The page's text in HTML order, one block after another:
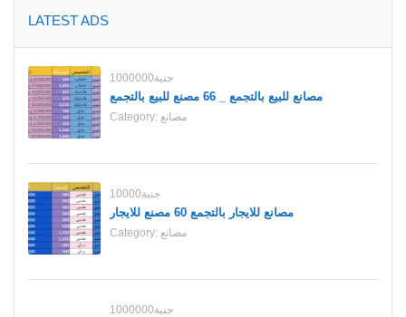
LATEST ADS
1000000جنية
مصانع للبيع بالتجمع _ 66 مصنع للبيع بالتجمع
Category: مصانع
10000جنية
مصانع للايجار بالتجمع 60 مصنع للايجار
Category: مصانع
1000000جنية